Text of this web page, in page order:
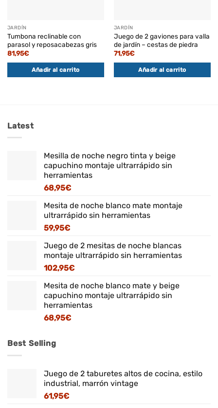
JARDÍN
Tumbona reclinable con
parasol y reposacabezas gris
81,95€
Añadir al carrito
JARDÍN
Juego de 2 gaviones para valla
de jardín – cestas de piedra
71,95€
Añadir al carrito
Latest
Mesilla de noche negro tinta y beige
capuchino montaje ultrarrápido sin
herramientas
68,95€
Mesita de noche blanco mate montaje
ultrarrápido sin herramientas
59,95€
Juego de 2 mesitas de noche blancas
montaje ultrarrápido sin herramientas
102,95€
Mesita de noche blanco mate y beige
capuchino montaje ultrarrápido sin
herramientas
68,95€
Best Selling
Juego de 2 taburetes altos de cocina, estilo
industrial, marrón vintage
61,95€